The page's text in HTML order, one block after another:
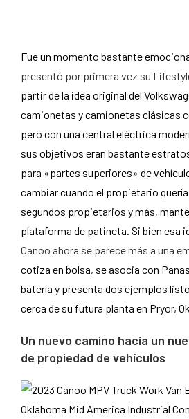
Fue un momento bastante
presentó por primera vez su
partir de la idea original del
camionetas y camionetas clásicas
pero con una central eléctrica
sus objetivos eran bastante
para «partes superiores» de
cambiar cuando el propietario
segundos propietarios y más,
plataforma de patineta. Si bien esa
Canoo ahora se parece más a una
cotiza en bolsa, se asocia con
batería y presenta dos ejemplos
cerca de su futura planta en Pryor,
Un nuevo camino hacia un
de propiedad de vehículos